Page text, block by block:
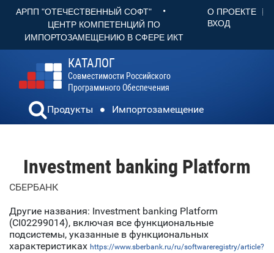
АРПП "ОТЕЧЕСТВЕННЫЙ СОФТ" •
ЦЕНТР КОМПЕТЕНЦИЙ ПО
ИМПОРТОЗАМЕЩЕНИЮ В СФЕРЕ ИКТ
О ПРОЕКТЕ
ВХОД
КАТАЛОГ
Совместимости Российского
Программного Обеспечения
Продукты Импортозамещение
Investment banking Platform
СБЕРБАНК
Другие названия: Investment banking Platform
(CI02299014), включая все функциональные
подсистемы, указанные в функциональных
характеристиках https://www.sberbank.ru/ru/softwareregistry/article?